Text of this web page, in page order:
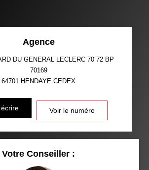
Agence
DU GENERAL LECLERC 70 72 BP
70169
64701 HENDAYE CEDEX
Voir le numéro
Votre Conseiller :